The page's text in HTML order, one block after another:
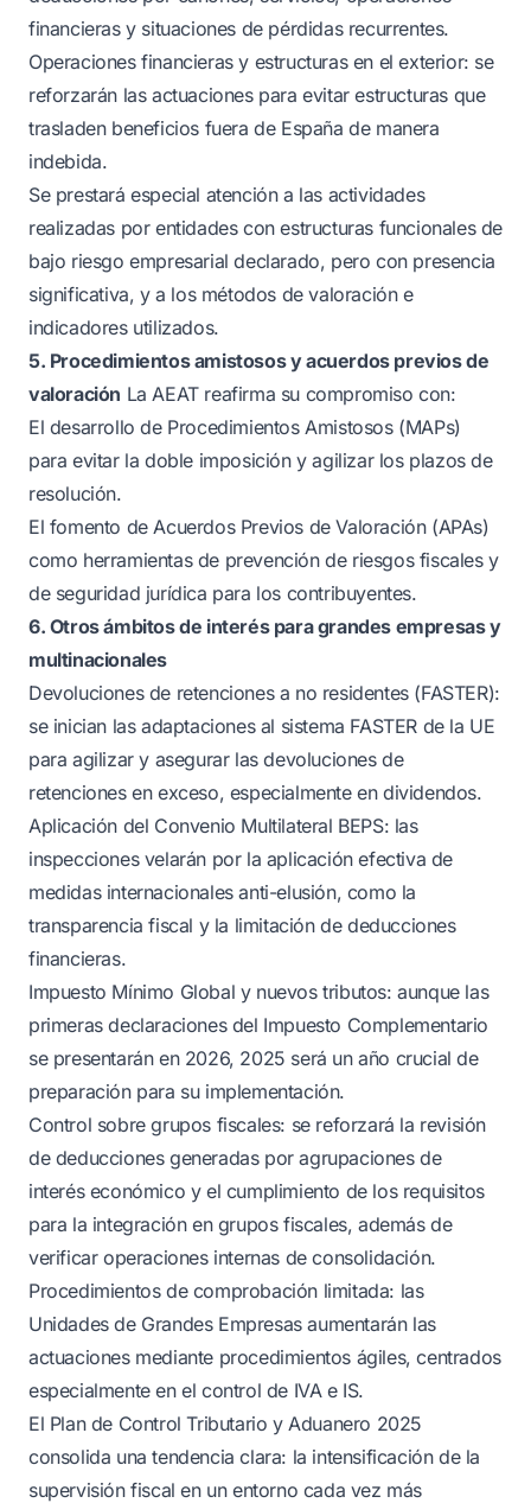
financieras y situaciones de pérdidas recurrentes.
Operaciones financieras y estructuras en el exterior: se
reforzarán las actuaciones para evitar estructuras que
trasladen beneficios fuera de España de manera
indebida.
Se prestará especial atención a las actividades
realizadas por entidades con estructuras funcionales de
bajo riesgo empresarial declarado, pero con presencia
significativa, y a los métodos de valoración e
indicadores utilizados.
5. Procedimientos amistosos y acuerdos previos de
valoración La AEAT reafirma su compromiso con:
El desarrollo de Procedimientos Amistosos (MAPs)
para evitar la doble imposición y agilizar los plazos de
resolución.
El fomento de Acuerdos Previos de Valoración (APAs)
como herramientas de prevención de riesgos fiscales y
de seguridad jurídica para los contribuyentes.
6. Otros ámbitos de interés para grandes empresas y
multinacionales
Devoluciones de retenciones a no residentes (FASTER):
se inician las adaptaciones al sistema FASTER de la UE
para agilizar y asegurar las devoluciones de
retenciones en exceso, especialmente en dividendos.
Aplicación del Convenio Multilateral BEPS: las
inspecciones velarán por la aplicación efectiva de
medidas internacionales anti-elusión, como la
transparencia fiscal y la limitación de deducciones
financieras.
Impuesto Mínimo Global y nuevos tributos: aunque las
primeras declaraciones del Impuesto Complementario
se presentarán en 2026, 2025 será un año crucial de
preparación para su implementación.
Control sobre grupos fiscales: se reforzará la revisión
de deducciones generadas por agrupaciones de
interés económico y el cumplimiento de los requisitos
para la integración en grupos fiscales, además de
verificar operaciones internas de consolidación.
Procedimientos de comprobación limitada: las
Unidades de Grandes Empresas aumentarán las
actuaciones mediante procedimientos ágiles, centrados
especialmente en el control de IVA e IS.
El Plan de Control Tributario y Aduanero 2025
consolida una tendencia clara: la intensificación de la
supervisión fiscal en un entorno cada vez más